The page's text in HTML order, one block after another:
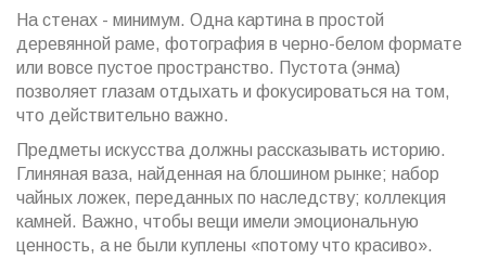
На стенах - минимум. Одна картина в простой
деревянной раме, фотография в черно-белом формате
или вовсе пустое пространство. Пустота (энма)
позволяет глазам отдыхать и фокусироваться на том,
что действительно важно.
Предметы искусства должны рассказывать историю.
Глиняная ваза, найденная на блошином рынке; набор
чайных ложек, переданных по наследству; коллекция
камней. Важно, чтобы вещи имели эмоциональную
ценность, а не были куплены «потому что красиво».